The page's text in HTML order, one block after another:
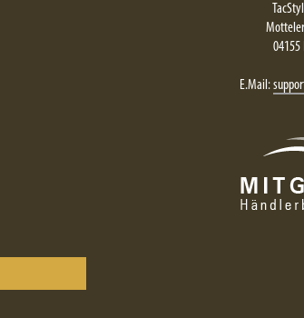
04155
E.Mail: